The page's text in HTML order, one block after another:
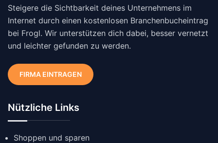
Steigere die Sichtbarkeit deines Unternehmens im
Internet durch einen kostenlosen Branchenbucheintrag
bei Frogl. Wir unterstützen dich dabei, besser vernetzt
und leichter gefunden zu werden.
FIRMA EINTRAGEN
Nützliche Links
Shoppen und sparen